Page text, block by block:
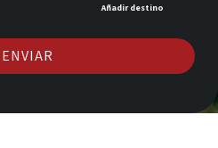
Añadir destino
ENVIAR